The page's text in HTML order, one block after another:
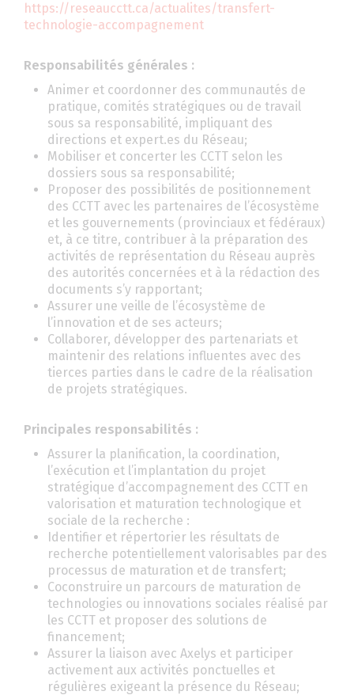
https://reseaucctt.ca/actualites/transfert-
technologie-accompagnement
Responsabilités générales :
Animer et coordonner des communautés de
pratique, comités stratégiques ou de travail
sous sa responsabilité, impliquant des
directions et expert.es du Réseau;
Mobiliser et concerter les CCTT selon les
dossiers sous sa responsabilité;
Proposer des possibilités de positionnement
des CCTT avec les partenaires de l’écosystème
et les gouvernements (provinciaux et fédéraux)
et, à ce titre, contribuer à la préparation des
activités de représentation du Réseau auprès
des autorités concernées et à la rédaction des
documents s’y rapportant;
Assurer une veille de l’écosystème de
l’innovation et de ses acteurs;
Collaborer, développer des partenariats et
maintenir des relations influentes avec des
tierces parties dans le cadre de la réalisation
de projets stratégiques.
Principales responsabilités :
Assurer la planification, la coordination,
l’exécution et l’implantation du projet
stratégique d’accompagnement des CCTT en
valorisation et maturation technologique et
sociale de la recherche :
Identifier et répertorier les résultats de
recherche potentiellement valorisables par des
processus de maturation et de transfert;
Coconstruire un parcours de maturation de
technologies ou innovations sociales réalisé par
les CCTT et proposer des solutions de
financement;
Assurer la liaison avec Axelys et participer
activement aux activités ponctuelles et
régulières exigeant la présence du Réseau;